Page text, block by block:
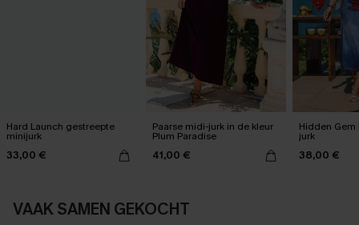
Hard Launch gestreepte
minijurk
33,00 €
Paarse midi-jurk in de kleur
Plum Paradise
41,00 €
Hidden
jurk
38,00 €
VAAK SAMEN GEKOCHT